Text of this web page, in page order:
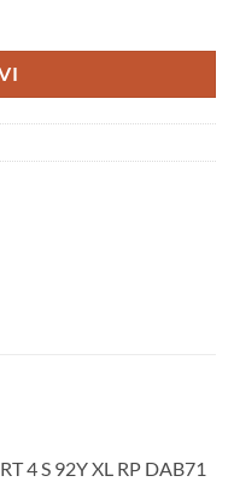
4 S 92Y XL RP DAB71